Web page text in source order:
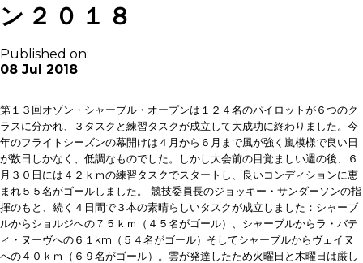
ン２０１８
Published on:
08 Jul 2018
第１３回オゾン・シャーブル・オープンは１２４名のパイロットが６つのク
ラスに分かれ、３タスクと練習タスクが成立して大成功に終わりました。今
年のフライトシーズンの幕開けは４月から６月まで風が強く嵐模様で良い日
が数日しかなく、低調なものでした。しかし大会前の目覚ましい週の後、６
月３０日には４２ｋｍの練習タスクでスタートし、良いコンディションに恵
まれ５５名がゴールしました。
競技委員長のジョッキー・サンダーソンの指
揮のもと、続く４日間で３本の素晴らしいタスクが成立しました：シャーブ
ルからショルジへの７５ｋｍ（４５名がゴール）、シャーブルからラ・バテ
ィ・ヌーヴへの６１km（５４名がゴール）そしてシャーブルからヴェイヌ
への４０ｋｍ（６９名がゴール）。雲が発達したため火曜日と木曜日は厳し